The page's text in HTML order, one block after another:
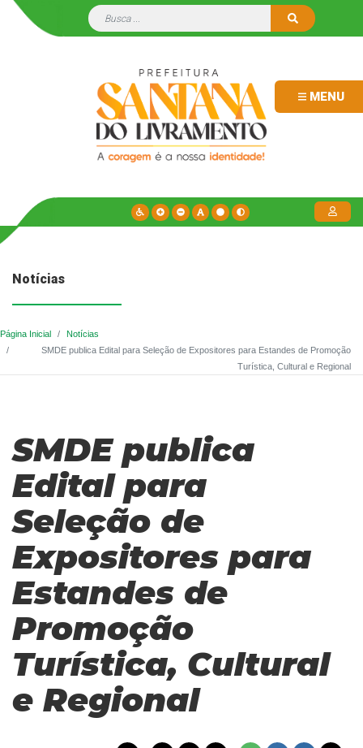
MENU
Notícias
Página Inicial
Notícias
SMDE publica Edital para Seleção de Expositores para Estandes de Promoção
Turística, Cultural e Regional
SMDE publica
Edital para
Seleção de
Expositores para
Estandes de
Promoção
Turística, Cultural
e Regional